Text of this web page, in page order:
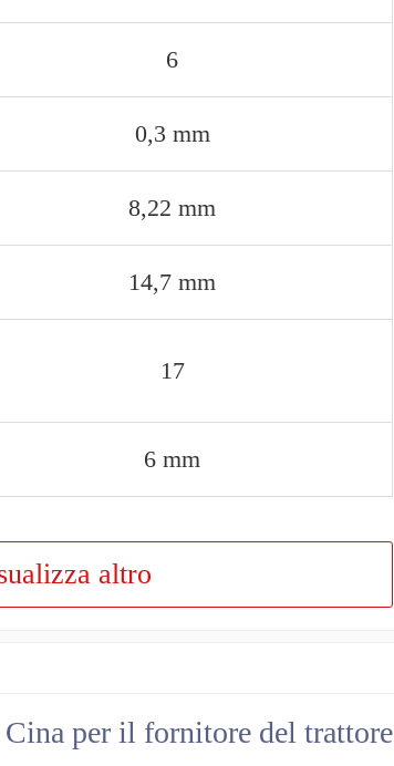
6
0,3 mm
8,22 mm
14,7 mm
17
6 mm
altro
per il fornitore del trattore